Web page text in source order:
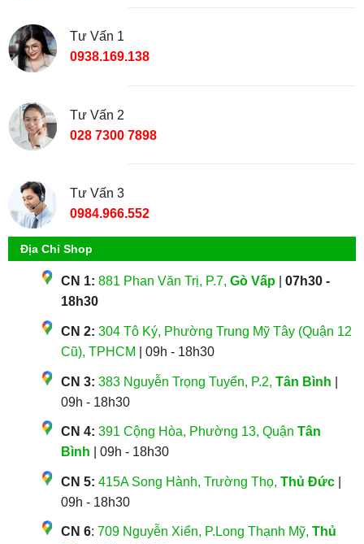
Tư Vấn 1
0938.169.138
Tư Vấn 2
028 7300 7898
Tư Vấn 3
0984.966.552
Địa Chỉ Shop
CN 1: 881 Phan Văn Trị, P.7, Gò Vấp| 07h30 -
18h30
CN 2: 304 Tô Ký, Phường Trung Mỹ Tây (Quận 12
Cũ), TPHCM
| 09h - 18h30
CN 3: 383 Nguyễn Trọng Tuyển, P.2, Tân Bình
09h - 18h30
CN 4: 391 Cộng Hòa, Phường 13, Quận Tân
Bình | 09h - 18h30
CN 5: 415A Song Hành, Trường Thọ, Thủ Đức|
09h - 18h30
CN 6: 709 Nguyễn Xiển, P.Long Thạnh Mỹ, Thủ